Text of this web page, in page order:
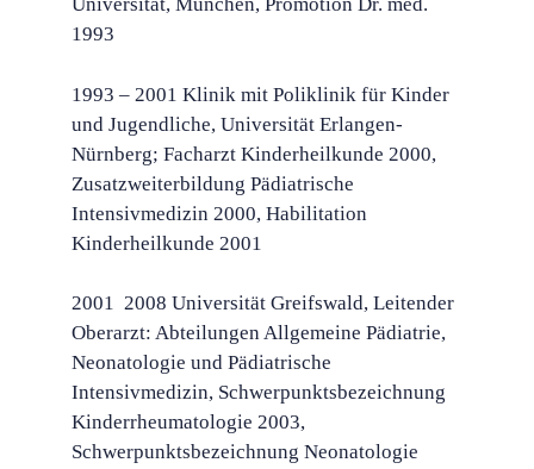
1993
1993 – 2001 Klinik mit Poliklinik für Kinder
und Jugendliche, Universität Erlangen-
Nürnberg; Facharzt Kinderheilkunde 2000,
Zusatzweiterbildung Pädiatrische
Intensivmedizin 2000, Habilitation
Kinderheilkunde 2001
2001  2008 Universität Greifswald, Leitender
Oberarzt: Abteilungen Allgemeine Pädiatrie,
Neonatologie und Pädiatrische
Intensivmedizin, Schwerpunktsbezeichnung
Kinderrheumatologie 2003,
Schwerpunktsbezeichnung Neonatologie